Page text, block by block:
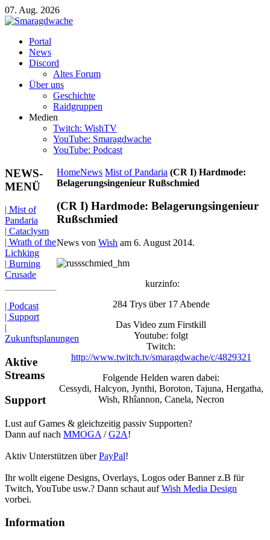
07. Aug. 2026
Portal
News
Discord
Altes Forum
Über uns
Geschichte
Raidgruppen
Medien
Twitch: WishTV
YouTube: Smaragdwache
YouTube: Podcast
HomeNews Mist of Pandaria (CR I) Hardmode:
Belagerungsingenieur Rußschmied
(CR I) Hardmode: Belagerungsingenieur
Rußschmied
News vonWish am6. August 2014.
kurzinfo:
284 Trys über 17 Abende
Das Video zum Firstkill
Youtube: folgt
Twitch:
http://www.twitch.tv/smaragdwache/c/4829321
Folgende Helden waren dabei:
Cessydi, Halcyon, Jynthi, Boroton, Tajuna, Hergatha,
Wish, Rhîannon, Canela, Necron
NEWS-
MENÜ
| Mist of
Pandaria
| Cataclysm
| Wrath of the
Lichking
| Burning
Crusade
| Podcast
| Support
|
Zukunftsplanungen
Aktive
Streams
Support
Lust auf Games & gleichzeitig passiv Supporten?
Dann auf nach MMOGA /G2A!
Aktiv Unterstützen überPayPal!
Ihr wollt eigene Designs, Overlays, Logos oder Banner z.B für
Twitch, YouTube usw.? Dann schaut aufWish Media Design
vorbei.
Information